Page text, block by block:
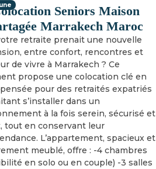
Seniors Maison
Marrakech Maroc
retraite prenait une nouvelle
entre confort, rencontres et
de vivre à Marrakech ? Ce
propose une colocation clé en
pour des retraités expatriés
s’installer dans un
à la fois serein, sécurisé et
tout en conservant leur
L’appartement, spacieux et
meublé, offre : -4 chambres
en solo ou en couple) -3 salles